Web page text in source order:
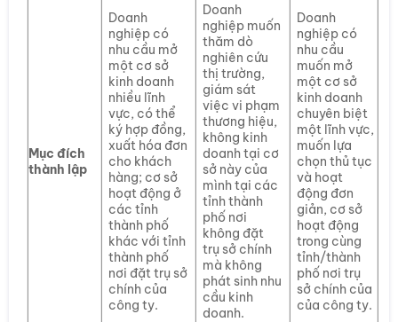
Mục đích
thành lập
Doanh
nghiệp có
nhu cầu mở
một cơ sở
kinh doanh
nhiều lĩnh
vực, có thể
ký hợp đồng,
xuất hóa đơn
cho khách
hàng; cơ sở
hoạt động ở
các tỉnh
thành phố
khác với tỉnh
thành phố
nơi đặt trụ sở
chính của
công ty.
Doanh
nghiệp muốn
thăm dò
nghiên cứu
thị trường,
giám sát
việc vi phạm
thương hiệu,
không kinh
doanh tại cơ
sở này của
mình tại các
tỉnh thành
phố nơi
không đặt
trụ sở chính
mà không
phát sinh nhu
cầu kinh
doanh.
Doanh
nghiệp có
nhu cầu
muốn mở
một cơ sở
kinh doanh
chuyên biệt
một lĩnh vực,
muốn lựa
chọn thủ tục
và hoạt
động đơn
giản, cơ sở
hoạt động
trong cùng
tỉnh/thành
phố nơi trụ
sở chính của
của công ty.